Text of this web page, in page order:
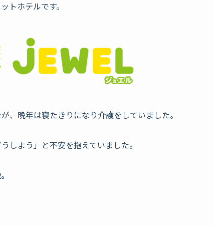
トホテルです。
、晩年は寝たきりになり介護をしていました。
しよう」と不安を抱えていました。